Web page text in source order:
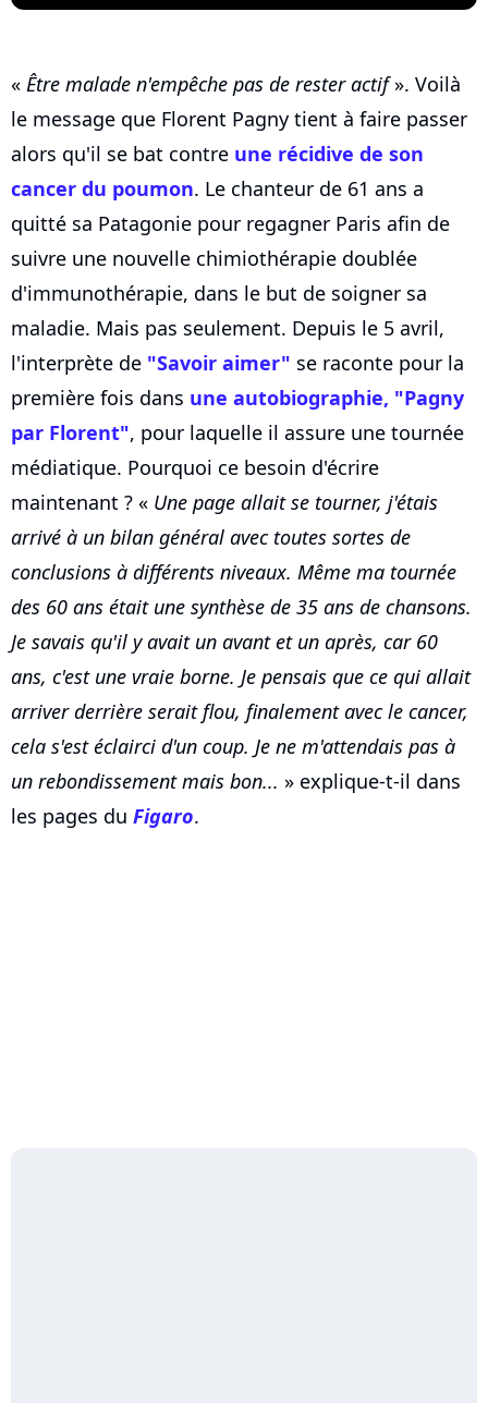
« Être malade n'empêche pas de rester actif». Voilà
le message que Florent Pagny tient à faire passer
alors qu'il se bat contre une récidive de son
cancer du poumon. Le chanteur de 61 ans a
quitté sa Patagonie pour regagner Paris afin de
suivre une nouvelle chimiothérapie doublée
d'immunothérapie, dans le but de soigner sa
maladie. Mais pas seulement. Depuis le 5 avril,
l'interprète de "Savoir aimer" se raconte pour la
première fois dans une autobiographie, "Pagny
par Florent", pour laquelle il assure une tournée
médiatique. Pourquoi ce besoin d'écrire
maintenant ? « Une page allait se tourner, j'étais
arrivé à un bilan général avec toutes sortes de
conclusions à différents niveaux. Même ma tournée
des 60 ans était une synthèse de 35 ans de chansons.
Je savais qu'il y avait un avant et un après, car 60
ans, c'est une vraie borne. Je pensais que ce qui allait
arriver derrière serait flou, finalement avec le cancer,
cela s'est éclairci d'un coup. Je ne m'attendais pas à
un rebondissement mais bon... » explique-t-il dans
les pages du Figaro.